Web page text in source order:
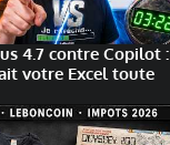
4.7 contre Copilot :
votre Excel toute